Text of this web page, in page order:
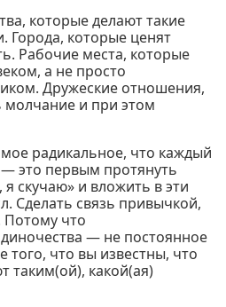
которые делают такие
которые ценят
Рабочие места, которые
а не просто
Дружеские отношения,
и при этом
радикальное, что каждый
это первым протянуть
я скучаю» и вложить в эти
Сделать связь привычкой,
Потому что
— не постоянное
что вы известны, что
таким(ой), какой(ая)